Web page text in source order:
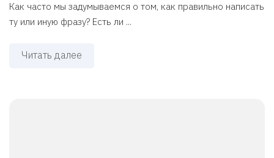
Как часто мы задумываемся о том, как правильно написать
ту или иную фразу? Есть ли ...
Читать далее